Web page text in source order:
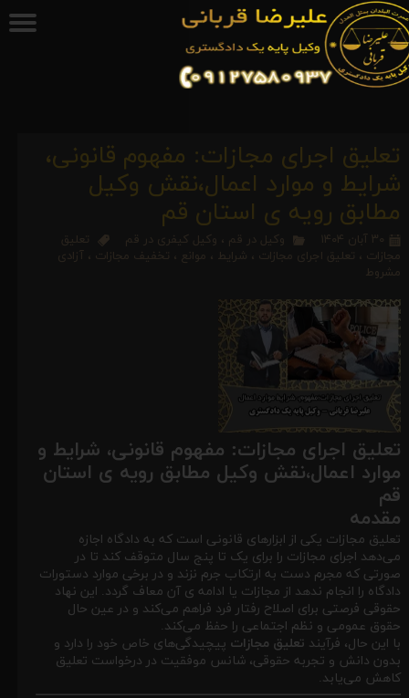
تعلیق اجرای مجازات: مفهوم قانونی،
شرایط و موارد اعمال،نقش وکیل
مطابق رویه ی استان قم
۳۰ آبان ۱۴۰۴ وکیل در قم ، وکیل کیفری در قم
تعلیق
مجازات ، تعلیق اجرای مجازات ، شرایط ، موانع ، تخفیف مجازات ، آزادی
مشروط
تعلیق اجرای مجازات: مفهوم قانونی، شرایط و
موارد اعمال،نقش وکیل مطابق رویه ی استان
قم
مقدمه
تعلیق مجازات یکی از ابزارهای قانونی است که به دادگاه اجازه
می‌دهد اجرای مجازات را برای یک تا پنج سال متوقف کند تا در
صورتی که مجرم دست به ارتکاب جرم نزند و در برخی موارد دستورات
دادگاه را انجام ندهد از مجازات یا ادامه ی آن معاف گردد. این نهاد
حقوقی فرصتی برای اصلاح رفتار فرد فراهم می‌کند و در عین حال
حقوق عمومی و نظم اجتماعی را حفظ می‌کند.
با این حال، فرآیند تعلیق مجازات پیچیدگی‌های خاص خود را دارد و
بدون دانش و تجربه حقوقی، شانس موفقیت در درخواست تعلیق
کاهش می‌یابد.